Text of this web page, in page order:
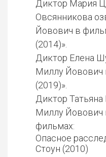
Диктор Мария
Овсянникова
Йовович в
(2014)».
Диктор Елена
Миллу Йовович
(2019)».
Диктор
Миллу
фильмах:
Опасное
Стоун (2010)